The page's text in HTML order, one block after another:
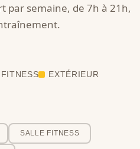
par semaine, de 7h à 21h,
EXTÉRIEUR
SALLE FITNESS